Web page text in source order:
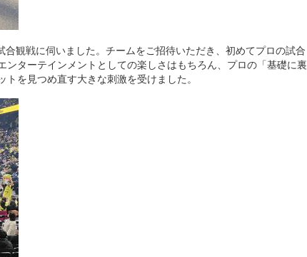
観戦に伺いました。チームをご招待いただき、初めてプロの試合
ターテインメントとしての楽しさはもちろん、プロの「基礎に裏
を見つめ直す大きな刺激を受けました。